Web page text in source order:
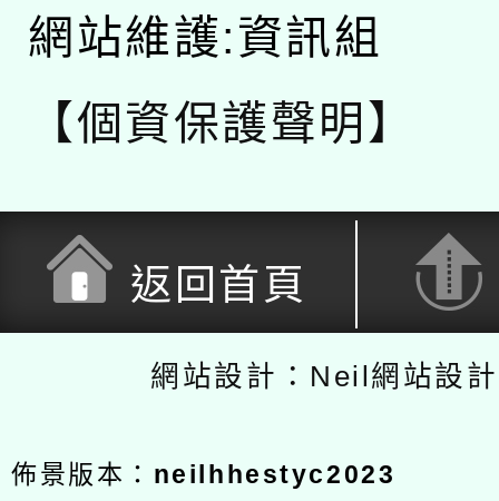
網站維護:資訊組
【個資保護聲明】
返回首頁
網站設計：Neil網站設
佈景版本： neilhhestyc2023